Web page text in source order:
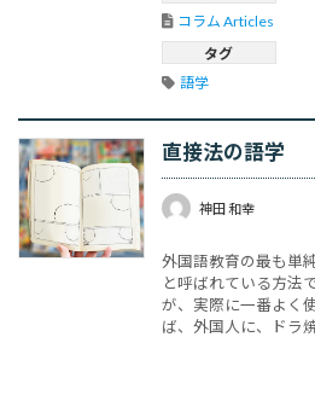
シタンの増加は社会
コラム Articles
タグ
語学
直接法の語学
神田 和幸
外国語教育の最も単
と呼ばれている方法
が、実際に一番よく
ば、外国人に、ドラ
と教える方法です。
印象に残りやすいの